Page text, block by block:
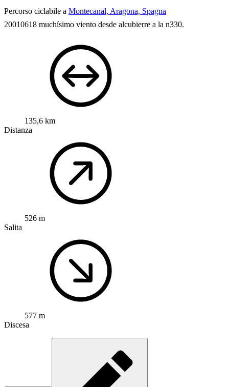
Percorso ciclabile a Montecanal, Aragona, Spagna
20010618 muchísimo viento desde alcubierre a la n330.
135,6 km
Distanza
526 m
Salita
577 m
Discesa